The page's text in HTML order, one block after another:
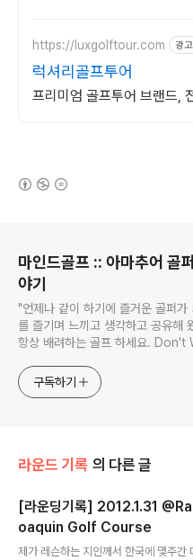
https://luxgolftour.com 광고
럭셔리골프투어
프리미엄 골프투어 브랜드,
마인드골프 :: 아마추어 골
야기
"언제나 같이 하기에 즐거운 골퍼
를 즐기며 느끼고 생각하고 공유해
항상 배려하는 골프 하세요.
설턴트, 골프 컬럼리스트, 골프 프로페셔널, 골프 이벤젤리스
트
구독하기
라운드 기록 의 다른 글
[라운딩기록] 2012.1.31
oaquin Golf Course
제가 레슨하는 지인께서 한국에 몇주간